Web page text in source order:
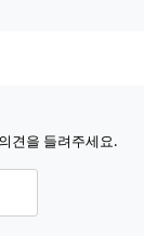
견을 들려주세요.